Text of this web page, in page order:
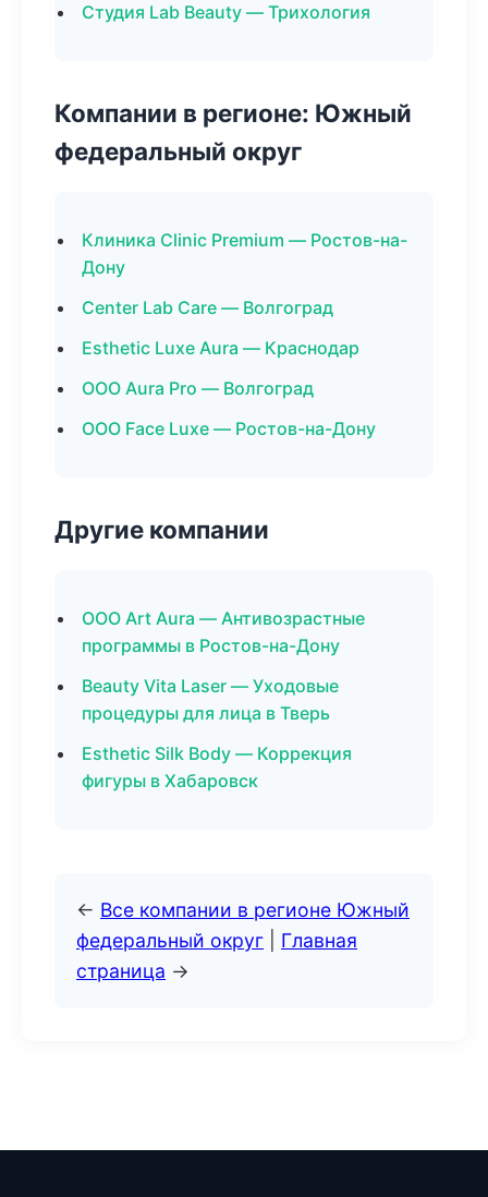
Студия Lab Beauty — Трихология
Компании в регионе: Южный
федеральный округ
Клиника Clinic Premium — Ростов-на-
Дону
Center Lab Care — Волгоград
Esthetic Luxe Aura — Краснодар
ООО Aura Pro — Волгоград
ООО Face Luxe — Ростов-на-Дону
Другие компании
ООО Art Aura — Антивозрастные
программы в Ростов-на-Дону
Beauty Vita Laser — Уходовые
процедуры для лица в Тверь
Esthetic Silk Body — Коррекция
фигуры в Хабаровск
← Все компании в регионе Южный
федеральный округ
Главная
страница →